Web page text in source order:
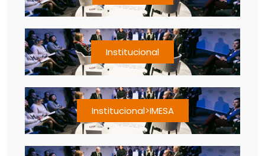
Institucional
Institucional>IMESA